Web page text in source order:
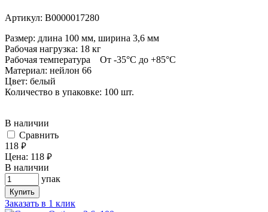
Артикул: В0000017280
Размер: длина 100 мм, ширина 3,6 мм
Рабочая нагрузка: 18 кг
Рабочая температура От -35°С до +85°С
Материал: нейлон 66
Цвет: белый
Количество в упаковке: 100 шт.
В наличии
Cравнить
118 руб.
Цена: 118 руб.
В наличии
упак
Купить
Заказать в 1 клик